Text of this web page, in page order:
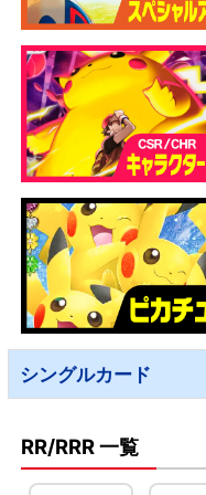
シングルカード
RR/RRR 一覧